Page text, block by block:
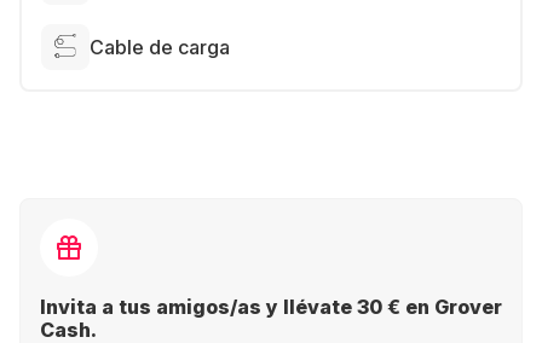
Cable de carga
Invita a tus amigos/as y llévate 30 € en Grover
Cash.